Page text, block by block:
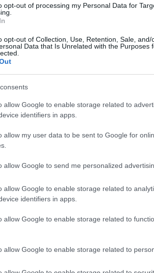
opt-out of processing my Personal Data for
opt-out of Collection, Use, Retention, Sale, and/
Data that Is Unrelated with the Purposes
allow Google to enable storage related to
identifiers in apps.
allow my user data to be sent to Google for
allow Google to send me personalized
allow Google to enable storage related to
identifiers in apps.
allow Google to enable storage related to
allow Google to enable storage related to
a kamerán, hogy elraktam egy
kaptam engedélyt), és hogy ez
visszanézitek?! Bezzeg, amikor
mi lett vele, miért nem néztétek
gond!" - Mondtam én.
mire én:
Felmondok, fizessél ki, és
ide az asztalra a kulcsokat, és MAJD